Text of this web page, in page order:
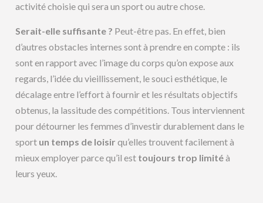
activité choisie qui sera un sport ou autre chose.
Serait-elle suffisante ? Peut-être pas. En effet, bien
d’autres obstacles internes sont à prendre en compte : ils
sont en rapport avec l’image du corps qu’on expose aux
regards, l’idée du vieillissement, le souci esthétique, le
décalage entre l’effort à fournir et les résultats objectifs
obtenus, la lassitude des compétitions. Tous interviennent
pour détourner les femmes d’investir durablement dans le
sport un temps de loisir qu’elles trouvent facilement à
mieux employer parce qu’il est toujours trop limitéà
leurs yeux.